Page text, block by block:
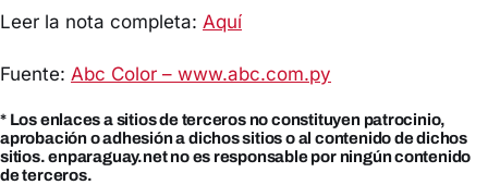
Leer la nota completa: Aquí
Fuente: Abc Color – www.abc.com.py
* Los enlaces a sitios de terceros no constituyen patrocinio,
aprobación o adhesión a dichos sitios o al contenido de dichos
sitios. enparaguay.net no es responsable por ningún contenido
de terceros.